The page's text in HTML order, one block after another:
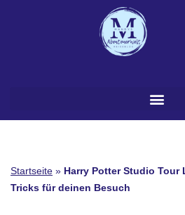
Startseite » Harry Potter Studio
Tricks für deinen Besuch